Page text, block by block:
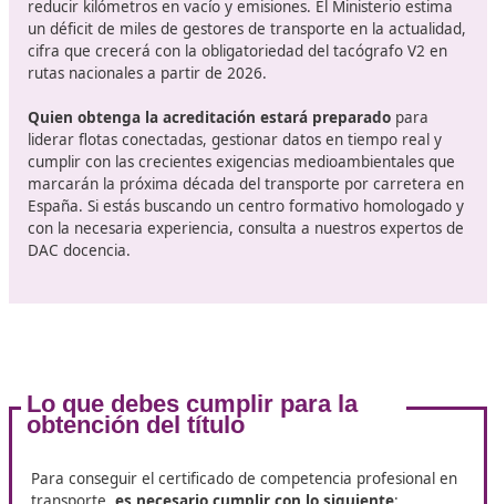
menor tiempo posible. Esto implica tomar en cuenta
elementos como el tráfico, los peajes y las
climáticas.
El tiempo destinado a las operaciones de carga y
descargatambién requiere una planificación
evitar demoras innecesarias.
Por último,un aspecto irrenunciable es la
cliente.La puntualidad en las entregas y recogidas,
comunicación clara y efectiva, así como la
El mercado laboral a la
titulados